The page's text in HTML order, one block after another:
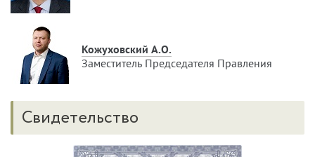
Кожуховский А.О.
Заместитель Председателя Правления
Свидетельство